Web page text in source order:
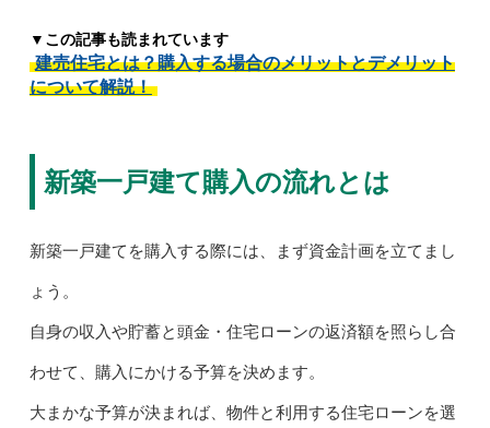
▼この記事も読まれています
建売住宅とは？購入する場合のメリットとデメリット
について解説！
新築一戸建て購入の流れとは
新築一戸建てを購入する際には、まず資金計画を立てまし
ょう。
自身の収入や貯蓄と頭金・住宅ローンの返済額を照らし合
わせて、購入にかける予算を決めます。
大まかな予算が決まれば、物件と利用する住宅ローンを選